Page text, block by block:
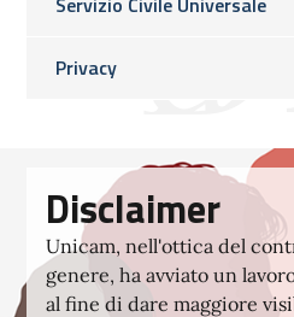
Privacy
Disclaimer
Unicam, nell'ottica del
genere, ha avviato un
al fine di dare maggiore